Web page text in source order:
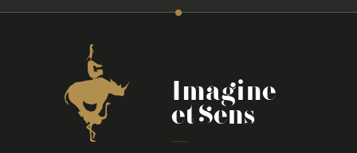
Coordonnées
Imagine
et Sens